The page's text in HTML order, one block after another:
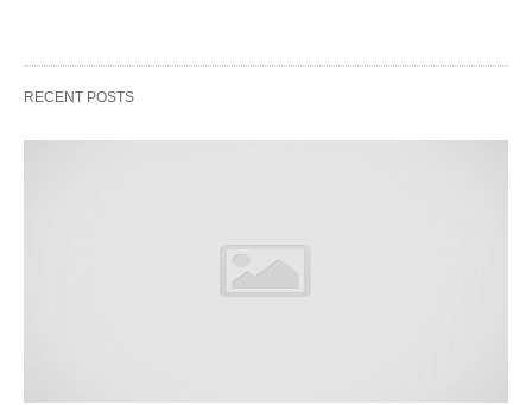
RECENT POSTS